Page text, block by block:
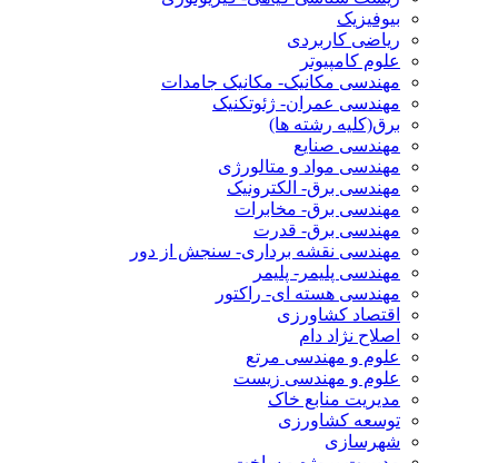
بیوفیزیک
ریاضی کاربردی
علوم کامپیوتر
مهندسی مکانیک- مکانیک جامدات
مهندسی عمران- ژئوتکنیک
برق(کلیه رشته ها)
مهندسی صنایع
مهندسی مواد و متالورژی
مهندسی برق- الکترونیک
مهندسی برق- مخابرات
مهندسی برق- قدرت
مهندسی نقشه برداری- سنجش از دور
مهندسی پلیمر- پلیمر
مهندسی هسته ای- راکتور
اقتصاد کشاورزی
اصلاح نژاد دام
علوم و مهندسی مرتع
علوم و مهندسی زیست
مدیریت منابع خاک
توسعه کشاورزی
شهرسازی